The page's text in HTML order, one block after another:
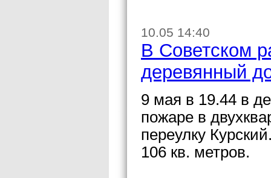
10.05 14:40
В Советском
деревянный
9 мая в 19.44 в
пожаре в
переулку
106 кв. метров.